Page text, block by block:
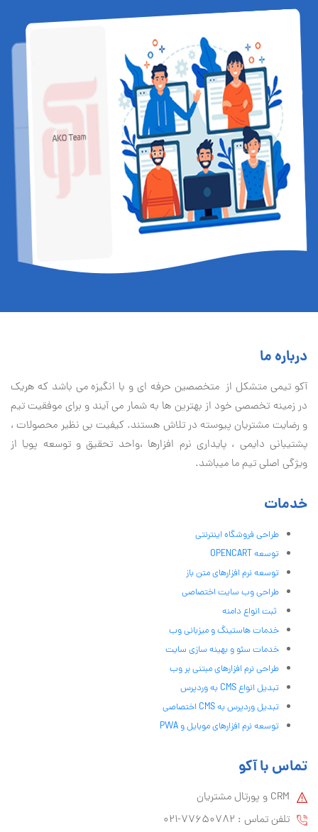
درباره ما
آكو تيمی متشکل از متخصصین حرفه ای و با انگیزه می باشد که هریک
در زمینه تخصصی خود از بهترین ها به شمار می آیند و برای موفقیت تيم
و رضایت مشتریان پیوسته در تلاش هستند. کیفیت بی نظير محصولات ،
پشتیبانی دايمی ، پایداری نرم افزارها ،واحد تحقیق و توسعه پویا از
ویژگی اصلی تیم ما میباشد.
خدمات
طراحی فروشگاه اینترنتی
توسعه OPENCART
توسعه نرم افزارهای متن باز
طراحی وب سایت اختصاصی
ثبت انواع دامنه
خدمات هاستینگ و میزبانی وب
خدمات سئو و بهینه سازی سایت
طراحی نرم افزارهای مبتنی بر وب
تبدیل انواع CMS به وردپرس
تبدیل وردپرس به CMS اختصاصی
توسعه نرم افزارهای موبایل و PWA
تماس با آکو
CRM و پورتال مشتریان
تلفن تماس :‌ 77650782-021